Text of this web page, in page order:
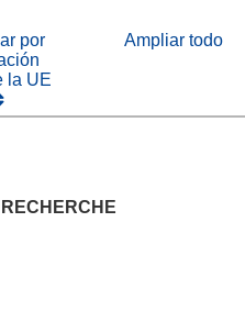
por
la UE
Ampliar todo